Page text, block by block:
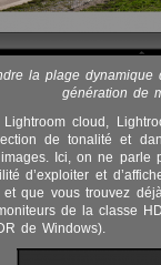
la plage
génération de
cloud,
de tonalité et
Ici, on ne parle
d’exploiter et
que vous trouvez
de la classe
de Windows).